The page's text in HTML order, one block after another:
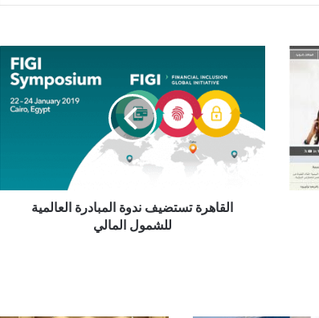
المبادرة
العالمية
للشمول
المالي
القاهرة تستضيف ندوة المبادرة العالمية
للشمول المالي